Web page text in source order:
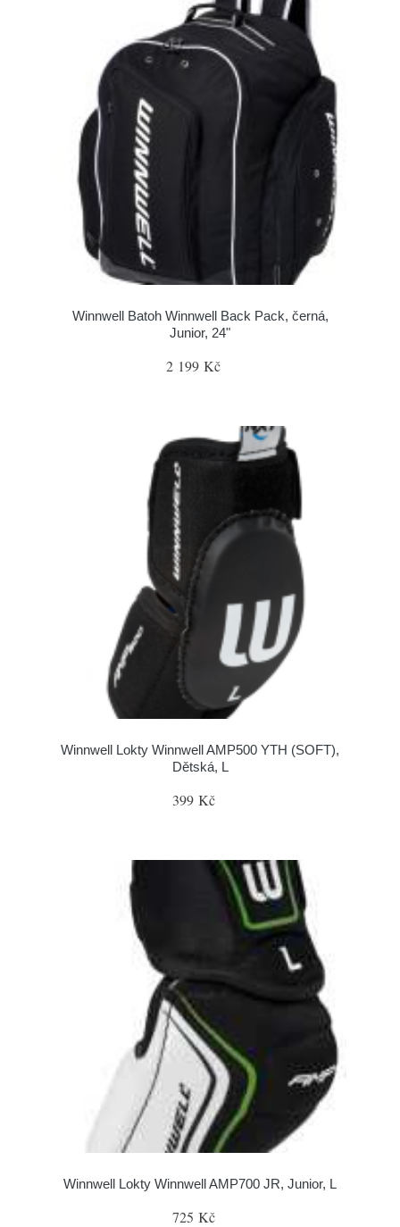
Winnwell Batoh Winnwell Back Pack, černá,
Junior, 24"
2 199 Kč
Winnwell Lokty Winnwell AMP500 YTH (SOFT),
Dětská, L
399 Kč
Winnwell Lokty Winnwell AMP700 JR, Junior, L
725 Kč